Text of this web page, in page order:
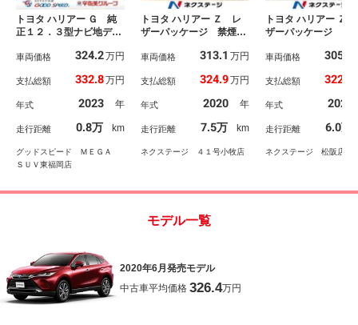
トヨタ ハリアー Ｇ 純
正１２．３型ナビ地デジ
ルインナーミラー／レー
ート／パワーバックドア
ーム／ＥＴＣ／ＬＥＤ／
スマートキー／ドライブ
レコーダー
車両価格 324.2万円
支払総額 332.8万円
年式 2023 年
走行距離 0.8万 km
グッドスピード ＭＥＧＡ
ＳＵＶ東福岡店
トヨタ ハリアー Ｚ レ
ザーパッケージ 禁煙
ビ モデリスタエアロ
サウンド デジタルイン
チレーション バックモ
ニター ブラインドスポ
ットモニター Ｂｌｕｅ
ｔｏｏｔｈ接続
車両価格 313.1 万円
支払総額 324.9万円
年式 2020 年
走行距離 7.5万 km
ネクステージ ４１号小牧店
トヨタ ハリアー Ｚ
ザーパッケージ 禁
ビ 全周囲カメラ
ー 衝突被害軽減シ
電動リアゲート レ
シート 前席シート
コン ドラレコ コ
ーセンサー スマー
ー
車両価格 305.8
支払総額 322.9
年式 2021
走行距離 6.0万
ネクステージ 松阪店
モデル一覧
2020年6月発売モデル
中古車平均価格 326.4万円